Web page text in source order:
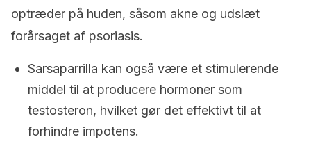
optræder på huden, såsom akne og udslæt
forårsaget af psoriasis.
Sarsaparrilla kan også være et stimulerende
middel til at producere hormoner som
testosteron, hvilket gør det effektivt til at
forhindre impotens.